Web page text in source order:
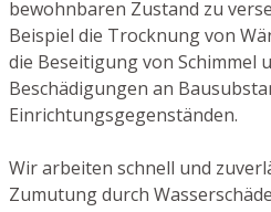
bewohnbaren Zustand zu
Beispiel die Trocknung von
die Beseitigung von Schimmel
Beschädigungen an
Einrichtungsgegenständen.
Wir arbeiten schnell und
Zumutung durch